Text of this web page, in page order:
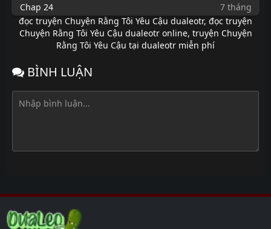
Chap 24
7 tháng
trước
Chap 23
7 tháng
Chap 22
Chap 21
Chap 18
7 tháng
Chap 17
đọc truyện Chuyện Rằng Tôi Yêu Cậu dualeotr, đọc truyện
Chuyện Rằng Tôi Yêu Cậu dualeotr online, truyện Chuyện
Rằng Tôi Yêu Cậu tại dualeotr miễn phí
BÌNH LUẬN